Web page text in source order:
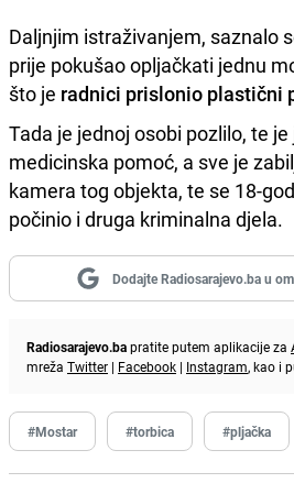
Daljnjim istraživanjem, saznalo
prije pokušao opljačkati jednu
što je radnici prislonio plastični
Tada je jednoj osobi pozlilo, te
medicinska pomoć, a sve je
kamera tog objekta, te se 18-
počinio i druga kriminalna djela.
Dodajte Radiosarajevo.ba u
Radiosarajevo.bapratite putem aplikacije za
mreža Twitter | Facebook | Instagram, kao i
#Mostar #torbica #pljačka